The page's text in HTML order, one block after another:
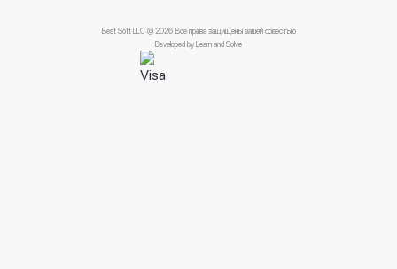
Best Soft LLC © 2026 Все права защищены вашей совестью
Developed byLearn and Solve